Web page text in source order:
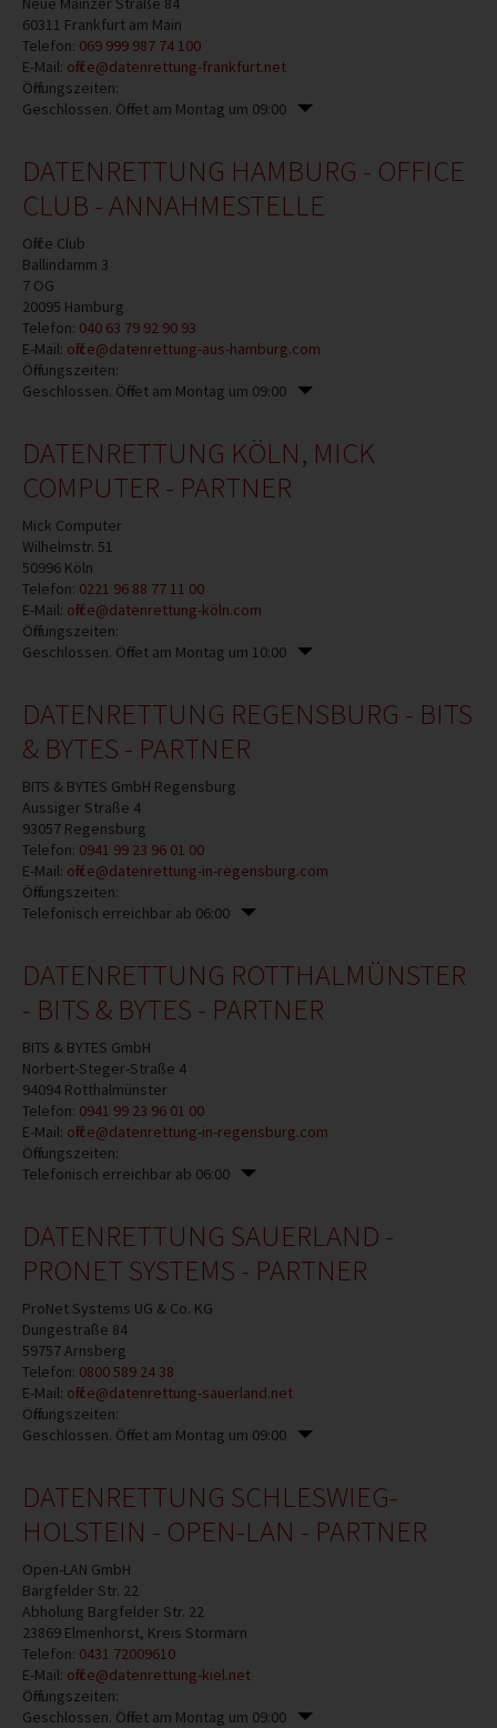
60311 Frankfurt am Main
Telefon: 069 999 987 74 100
E-Mail: office@datenrettung-frankfurt.net
Öffnungszeiten:
Geschlossen. Öffnet am Montag um 09:00
DATENRETTUNG HAMBURG - OFFICE
CLUB - ANNAHMESTELLE
Office Club
Ballindamm 3
7 OG
20095 Hamburg
Telefon: 040 63 79 92 90 93
E-Mail: office@datenrettung-aus-hamburg.com
Öffnungszeiten:
Geschlossen. Öffnet am Montag um 09:00
DATENRETTUNG KÖLN, MICK
COMPUTER - PARTNER
Mick Computer
Wilhelmstr. 51
50996 Köln
Telefon: 0221 96 88 77 11 00
E-Mail: office@datenrettung-köln.com
Öffnungszeiten:
Geschlossen. Öffnet am Montag um 10:00
DATENRETTUNG REGENSBURG - BITS
& BYTES - PARTNER
BITS & BYTES GmbH Regensburg
Aussiger Straße 4
93057 Regensburg
Telefon: 0941 99 23 96 01 00
E-Mail: office@datenrettung-in-regensburg.com
Öffnungszeiten:
Telefonisch erreichbar ab 06:00
DATENRETTUNG ROTTHALMÜNSTER
- BITS & BYTES - PARTNER
BITS & BYTES GmbH
Norbert-Steger-Straße 4
94094 Rotthalmünster
Telefon: 0941 99 23 96 01 00
E-Mail: office@datenrettung-in-regensburg.com
Öffnungszeiten:
Telefonisch erreichbar ab 06:00
DATENRETTUNG SAUERLAND -
PRONET SYSTEMS - PARTNER
ProNet Systems UG & Co. KG
Dungestraße 84
59757 Arnsberg
Telefon: 0800 589 24 38
E-Mail: office@datenrettung-sauerland.net
Öffnungszeiten:
Geschlossen. Öffnet am Montag um 09:00
DATENRETTUNG SCHLESWIEG-
HOLSTEIN - OPEN-LAN - PARTNER
Open-LAN GmbH
Bargfelder Str. 22
Abholung Bargfelder Str. 22
23869 Elmenhorst, Kreis Stormarn
Telefon: 0431 72009610
E-Mail: office@datenrettung-kiel.net
Öffnungszeiten:
Geschlossen. Öffnet am Montag um 09:00